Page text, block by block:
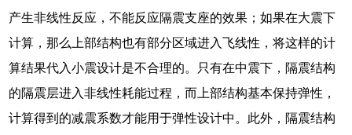
产生非线性反应，不能反应隔震支座的效果；如果在大震下
计算，那么上部结构也有部分区域进入飞线性，将这样的计
算结果代入小震设计是不合理的。只有在中震下，隔震结构
的隔震层进入非线性耗能过程，而上部结构基本保持弹性，
计算得到的减震系数才能用于弹性设计中。此外，隔震结构